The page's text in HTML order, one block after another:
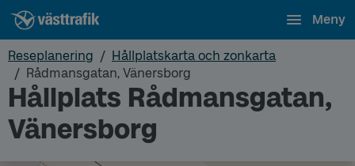
Meny
Reseplanering
Hållplatskarta och zonkarta
Rådmansgatan, Vänersborg
Hållplats Rådmansgatan,
Vänersborg